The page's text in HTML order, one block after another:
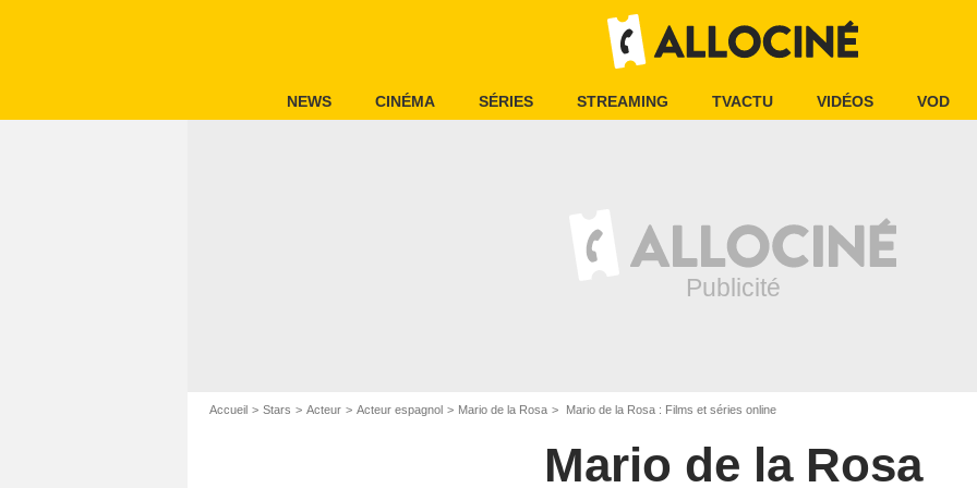
NEWS CINÉMA SÉRIES STREAMING TVACTU VIDÉOS VOD
Accueil Stars Acteur Acteur espagnol Mario de la Rosa Mario de la Rosa : Films et séries online
Mario de la Rosa